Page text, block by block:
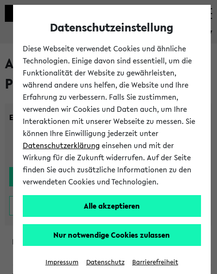
eKVV
Alle noch stattfindenden
Prüfungen
Einrichtung:
Datenschutzeinstellung
Diese Webseite verwendet Cookies und ähnliche
Technologien. Einige davon sind essentiell, um die
Funktionalität der Website zu gewährleisten,
während andere uns helfen, die Website und Ihre
Erfahrung zu verbessern. Falls Sie zustimmen,
verwenden wir Cookies und Daten auch, um Ihre
Interaktionen mit unserer Webseite zu messen. Sie
können Ihre Einwilligung jederzeit unter
Datenschutzerklärung einsehen und mit der
Wirkung für die Zukunft widerrufen. Auf der Seite
finden Sie auch zusätzliche Informationen zu den
verwendeten Cookies und Technologien.
Alle akzeptieren
Nur notwendige Cookies zulassen
Impressum Datenschutz Barrierefreiheit